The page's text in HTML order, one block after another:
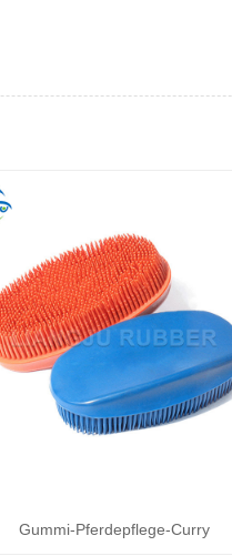
Gummi-Pferdepflege-Curry